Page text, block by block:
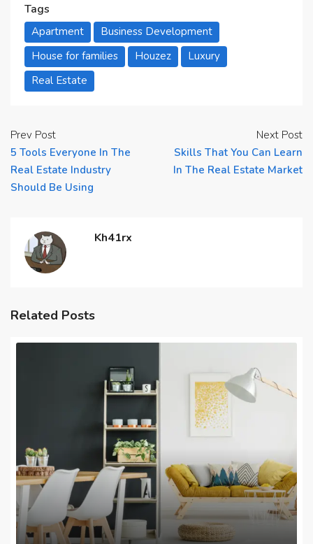
Tags
Apartment
Business Development
House for families
Houzez
Luxury
Real Estate
Prev Post
5 Tools Everyone In The
Real Estate Industry
Should Be Using
Next Post
Skills That You Can Learn
In The Real Estate Market
Kh41rx
Related Posts